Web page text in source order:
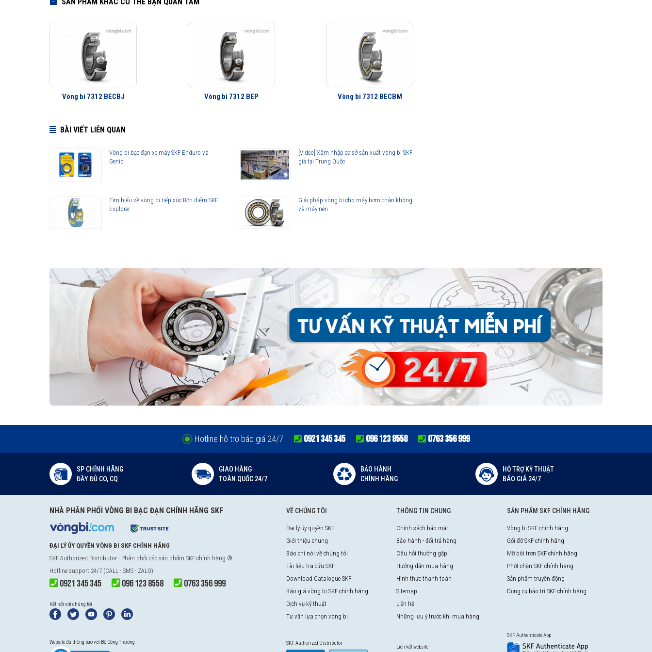
Vòng bi 7312 BECBJ Vòng bi 7312 BEP Vòng bi 7312 BECBM
BÀI VIẾT LIÊN QUAN
Vòng bi bạc đạn xe máy SKF Enduro và
Genio
[Video] Xâm nhập cơ sở sản xuất vòng bi SKF
giả tại Trung Quốc
Tìm hiểu về vòng bi tiếp xúc Bốn điểm SKF
Explorer
Giải pháp vòng bi cho máy bơm chân không
và máy nén
Hotline hỗ trợ báo giá 24/7 0921 345 345 096 123 8558 0763 356 999
SP CHÍNH HÃNG
ĐẦY ĐỦ CO, CQ
GIAO HÀNG
TOÀN QUỐC 24/7
BẢO HÀNH
CHÍNH HÃNG
HỖ TRỢ KỸ THUẬT
BÁO GIÁ 24/7
NHÀ PHÂN PHỐI VÒNG BI BẠC ĐẠN CHÍNH HÃNG SKF
ĐẠI LÝ ỦY QUYỀN VÒNG BI SKF CHÍNH HÃNG
SKF Authorized Distributor - Phân phối các sản phẩm SKF chính hãng ®
Hotline support 24/7 (CALL - SMS - ZALO)
0921 345 345 096 123 8558 0763 356 999
Kết nối với chúng tôi
Website đã thông báo với Bộ Công Thương
VỀ CHÚNG TÔI
Đại lý ủy quyền SKF
Giới thiệu chung
Báo chí nói về chúng tôi
Tài liệu tra cứu SKF
Download Catalogue SKF
Báo giá vòng bi SKF chính hãng
Dịch vụ kỹ thuật
Tư vấn lựa chọn vòng bi
SKF Authorized Distributor
THÔNG TIN CHUNG
Chính sách bảo mật
Bảo hành - đổi trả hàng
Câu hỏi thường gặp
Hướng dẫn mua hàng
Hình thức thanh toán
Sitemap
Liên hệ
Những lưu ý trước khi mua hàng
Liên kết website
SẢN PHẨM SKF CHÍNH HÃNG
Vòng bi SKF chính hãng
Gối đỡ SKF chính hãng
Mỡ bôi trơn SKF chính hãng
Phớt chặn SKF chính hãng
Sản phẩm truyền động
Dụng cụ bảo trì SKF chính hãng
SKF Authenticate App